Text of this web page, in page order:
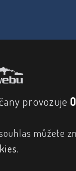
provozuje
můžete
.